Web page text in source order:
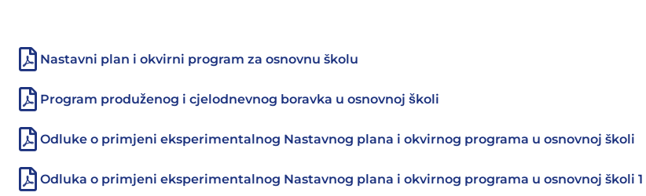
Nastavni plan i okvirni program za osnovnu školu
Program produženog i cjelodnevnog boravka u osnovnoj školi
Odluke o primjeni eksperimentalnog Nastavnog plana i okvirnog programa u osnovnoj školi
Odluka o primjeni eksperimentalnog Nastavnog plana i okvirnog programa u osnovnoj školi 1